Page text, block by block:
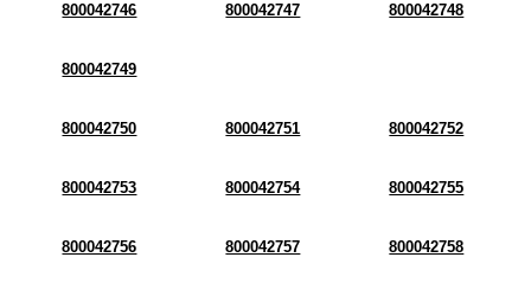
800042746 800042747 800042748
800042749
800042750 800042751 800042752
800042753 800042754 800042755
800042756 800042757 800042758